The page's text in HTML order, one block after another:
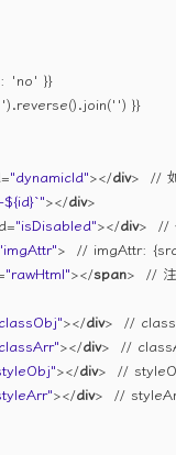
'no' }}
}}
="dynamicId"></div>
//
></div>
="isDisabled"></div>
"imgAttr">
// imgAttr:
"rawHtml"></span>
//
></div>
//
></div>
//
></div>
//
></div>
//